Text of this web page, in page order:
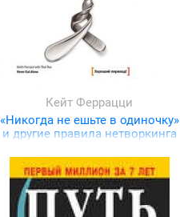
Кейт Феррацци
«Никогда не ешьте в одиночку»
и другие правила нетворкинга